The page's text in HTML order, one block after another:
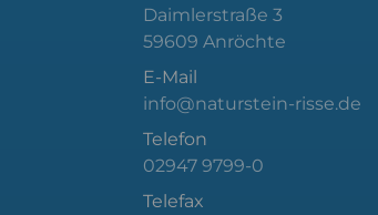
Daimlerstraße 3
59609 Anröchte
E-Mail
info@naturstein-risse.de
Telefon
02947 9799-0
Telefax